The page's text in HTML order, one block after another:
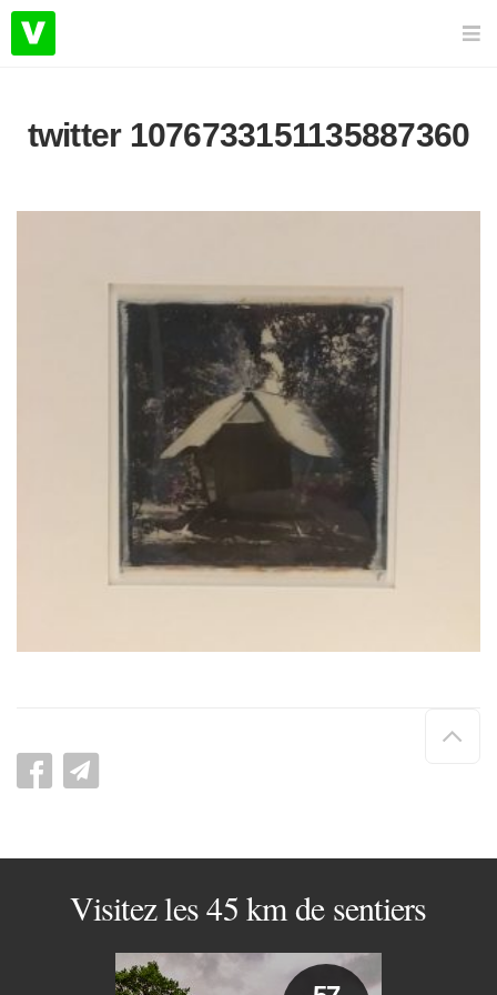
twitter 1076733151135887360
de
Visitez les 45 km de sentiers